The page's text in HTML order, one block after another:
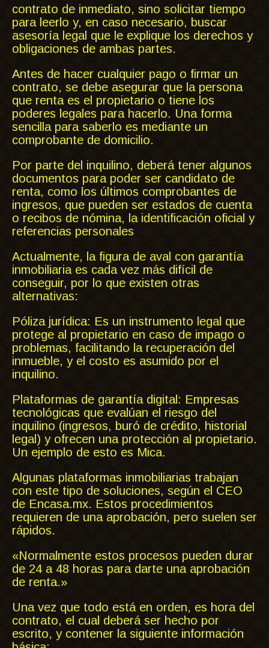
contrato de inmediato, sino solicitar tiempo
para leerlo y, en caso necesario, buscar
asesoría legal que le explique los derechos y
obligaciones de ambas partes.
Antes de hacer cualquier pago o firmar un
contrato, se debe asegurar que la persona
que renta es el propietario o tiene los
poderes legales para hacerlo. Una forma
sencilla para saberlo es mediante un
comprobante de domicilio.
Por parte del inquilino, deberá tener algunos
documentos para poder ser candidato de
renta, como los últimos comprobantes de
ingresos, que pueden ser estados de cuenta
o recibos de nómina, la identificación oficial y
referencias personales
Actualmente, la figura de aval con garantía
inmobiliaria es cada vez más difícil de
conseguir, por lo que existen otras
alternativas:
Póliza jurídica: Es un instrumento legal que
protege al propietario en caso de impago o
problemas, facilitando la recuperación del
inmueble, y el costo es asumido por el
inquilino.
Plataformas de garantía digital: Empresas
tecnológicas que evalúan el riesgo del
inquilino (ingresos, buró de crédito, historial
legal) y ofrecen una protección al propietario.
Un ejemplo de esto es Mica.
Algunas plataformas inmobiliarias trabajan
con este tipo de soluciones, según el CEO
de Encasa.mx. Estos procedimientos
requieren de una aprobación, pero suelen ser
rápidos.
«Normalmente estos procesos pueden durar
de 24 a 48 horas para darte una aprobación
de renta.»
Una vez que todo está en orden, es hora del
contrato, el cual deberá ser hecho por
escrito, y contener la siguiente información